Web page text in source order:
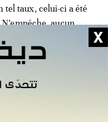
tel taux, celui-ci a été
aucun
l’annonce de ce
d’intégration,